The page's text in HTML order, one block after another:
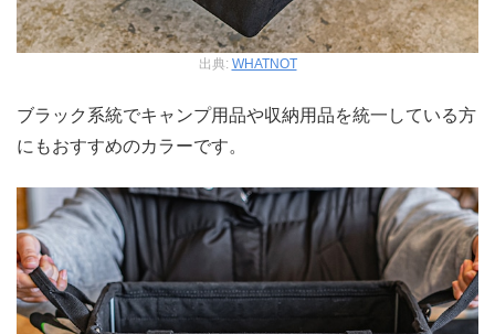
出典: WHATNOT
ブラック系統でキャンプ用品や収納用品を統一している方
にもおすすめのカラーです。